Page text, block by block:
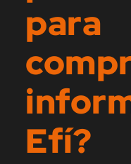
para
Efí?